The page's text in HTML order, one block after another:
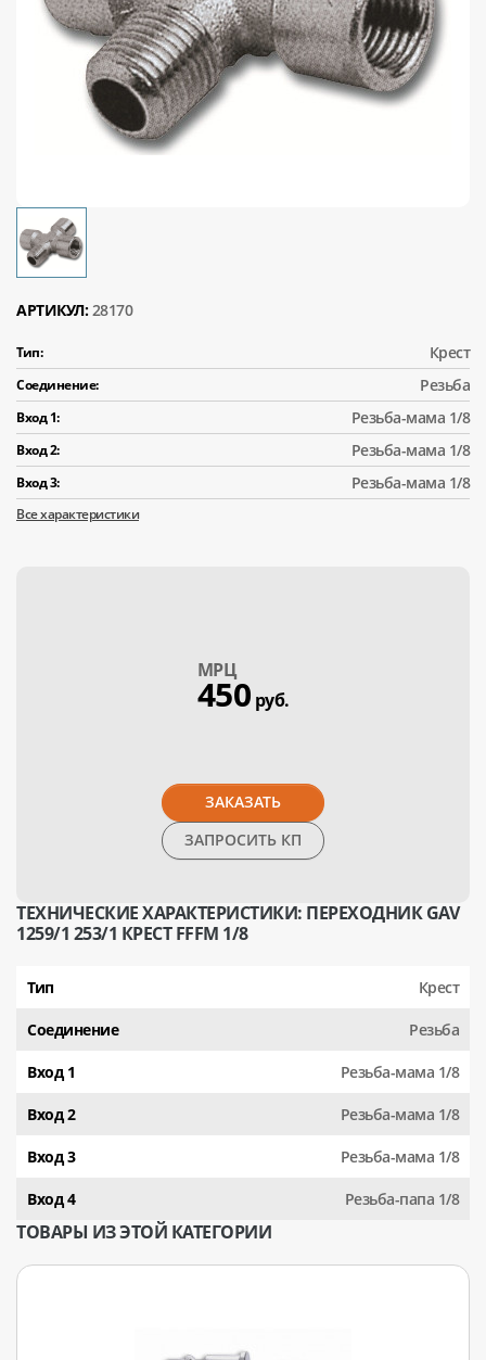
АРТИКУЛ: 28170
Тип: Крест
Соединение: Резьба
Вход 1: Резьба-мама 1/8
Вход 2: Резьба-мама 1/8
Вход 3: Резьба-мама 1/8
Все характеристики
МPЦ
450 руб.
ЗАКАЗАТЬ
ЗАПРОСИТЬ КП
ТЕХНИЧЕСКИЕ ХАРАКТЕРИСТИКИ: ПЕРЕХОДНИК GAV
1259/1 253/1 КРЕСТ FFFM 1/8
Тип Крест
Соединение Резьба
Вход 1 Резьба-мама 1/8
Вход 2 Резьба-мама 1/8
Вход 3 Резьба-мама 1/8
Вход 4 Резьба-папа 1/8
ТОВАРЫ ИЗ ЭТОЙ КАТЕГОРИИ